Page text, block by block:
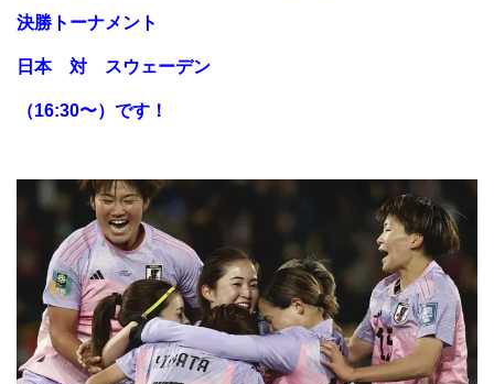
決勝トーナメント
日本 対 スウェーデン
（16:30〜） です！